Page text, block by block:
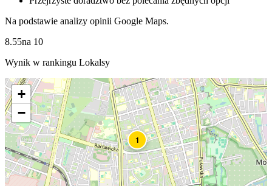
Na podstawie analizy opinii Google Maps.
8.55na 10
Wynik w rankingu Lokalsy
1
+
−